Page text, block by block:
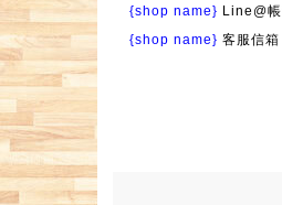
{shop name} Line@
{shop name} 客服信箱